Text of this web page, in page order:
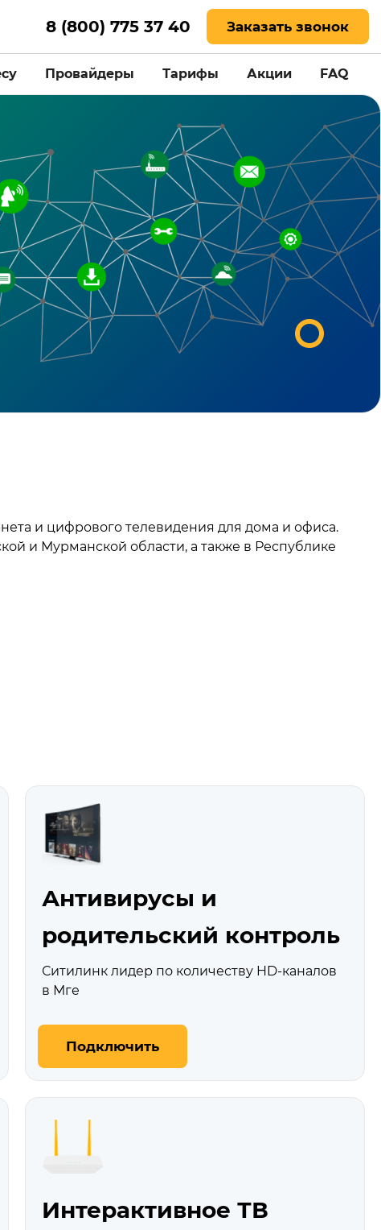
8 (800) 775 37 40 Заказать звонок
Провайдеры Тарифы Акции FAQ
и цифрового телевидения для дома и офиса.
и Мурманской области, а также в Республике
Антивирусы и
родительский контроль
Ситилинк лидер по количеству HD‑каналов
в Мге
Подключить
Интерактивное ТВ